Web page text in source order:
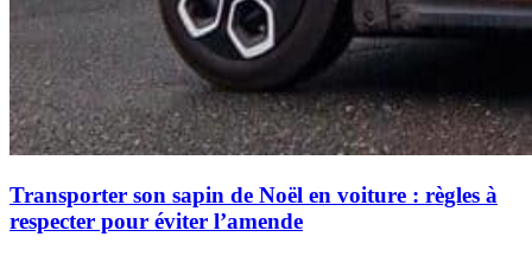
Transporter son sapin de Noël en voiture : règles à
respecter pour éviter l’amende